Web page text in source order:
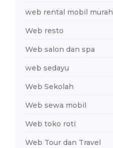
web rental mobil murah
Web resto
Web salon dan spa
web sedayu
Web Sekolah
Web sewa mobil
Web toko roti
Web Tour dan Travel